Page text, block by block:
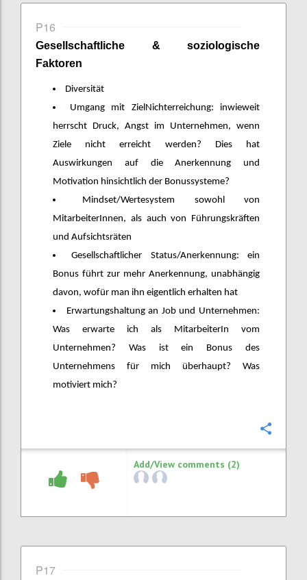
P16
Gesellschaftliche & soziologische
Faktoren
Diversität
Umgang mit ZielNichterreichung: inwieweit
herrscht Druck, Angst im Unternehmen, wenn
Ziele nicht erreicht werden? Dies hat
Auswirkungen auf die Anerkennung und
Motivation hinsichtlich der Bonussysteme?
Mindset/Wertesystem sowohl von
MitarbeiterInnen, als auch von Führungskräften
und Aufsichtsräten
Gesellschaftlicher Status/Anerkennung: ein
Bonus führt zur mehr Anerkennung, unabhängig
davon, wofür man ihn eigentlich erhalten hat
Erwartungshaltung an Job und Unternehmen:
Was erwarte ich als MitarbeiterIn vom
Unternehmen? Was ist ein Bonus des
Unternehmens für mich überhaupt? Was
motiviert mich?
Add/View comments (2)
P17